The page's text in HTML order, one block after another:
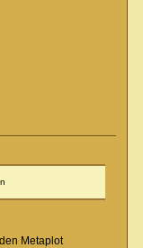
Metaplot